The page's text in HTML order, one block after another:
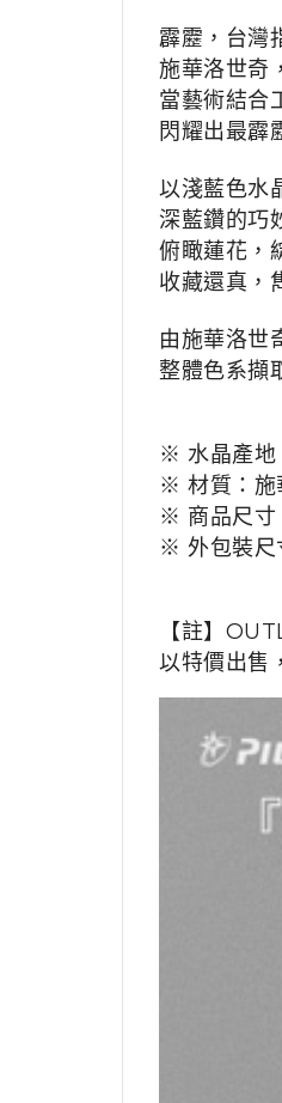
霹靂，台灣
施華洛世奇
當藝術結合
閃耀出最霹
以淺藍色水
深藍鑽的巧
俯瞰蓮花，
收藏還真，
由施華洛世
整體色系擷
※ 水晶產地
※ 材質：施
※ 商品尺寸
※ 外包裝尺
【註】
以特價出售，